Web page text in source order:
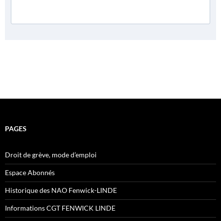
PAGES
Droit de grève, mode d’emploi
Espace Abonnés
Historique des NAO Fenwick-LINDE
Informations CGT FENWICK LINDE